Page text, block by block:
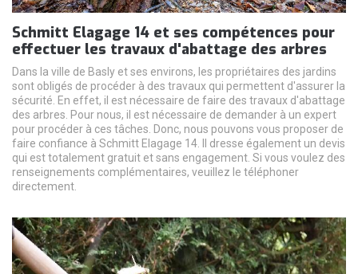
Schmitt Elagage 14 et ses compétences pour
effectuer les travaux d'abattage des arbres
Dans la ville de Basly et ses environs, les propriétaires des jardins
sont obligés de procéder à des travaux qui permettent d'assurer la
sécurité. En effet, il est nécessaire de faire des travaux d'abattage
des arbres. Pour nous, il est nécessaire de demander à un expert
pour procéder à ces tâches. Donc, nous pouvons vous proposer de
faire confiance à Schmitt Elagage 14. Il dresse également un devis
qui est totalement gratuit et sans engagement. Si vous voulez des
renseignements complémentaires, veuillez le téléphoner
directement.